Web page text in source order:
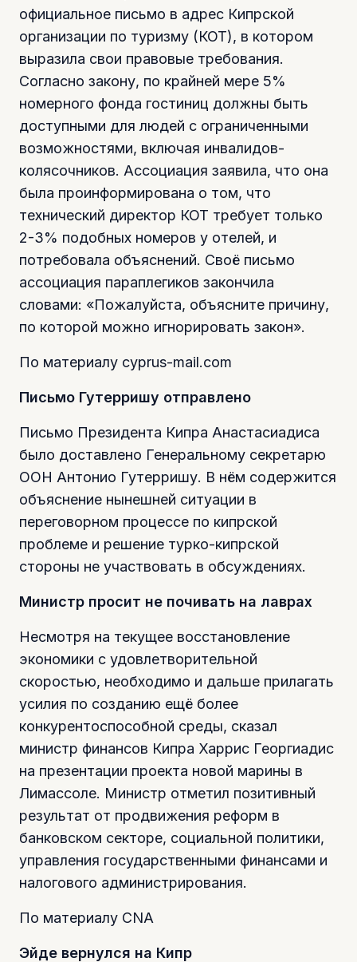
официальное письмо в адрес Кипрской
организации по туризму (КОТ), в котором
выразила свои правовые требования.
Согласно закону, по крайней мере 5%
номерного фонда гостиниц должны быть
доступными для людей с ограниченными
возможностями, включая инвалидов-
колясочников. Ассоциация заявила, что она
была проинформирована о том, что
технический директор КОТ требует только
2-3% подобных номеров у отелей, и
потребовала объяснений. Своё письмо
ассоциация параплегиков закончила
словами: «Пожалуйста, объясните причину,
по которой можно игнорировать закон».
По материалу cyprus-mail.com
Письмо Гутерришу отправлено
Письмо Президента Кипра Анастасиадиса
было доставлено Генеральному секретарю
ООН Антонио Гутерришу. В нём содержится
объяснение нынешней ситуации в
переговорном процессе по кипрской
проблеме и решение турко-кипрской
стороны не участвовать в обсуждениях.
Министр просит не почивать на лаврах
Несмотря на текущее восстановление
экономики с удовлетворительной
скоростью, необходимо и дальше прилагать
усилия по созданию ещё более
конкурентоспособной среды, сказал
министр финансов Кипра Харрис Георгиадис
на презентации проекта новой марины в
Лимассоле. Министр отметил позитивный
результат от продвижения реформ в
банковском секторе, социальной политики,
управления государственными финансами и
налогового администрирования.
По материалу CNA
Эйде вернулся на Кипр